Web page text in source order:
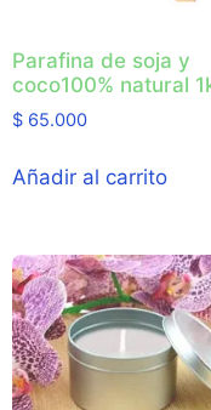
Parafina de soja y
coco100% natural
$ 65.000
Añadir al carrito